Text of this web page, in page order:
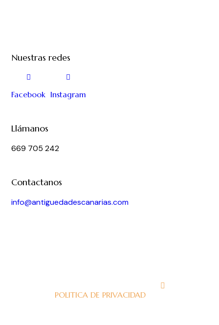
Nuestras redes
Facebook Instagram
Llámanos
669 705 242
Contactanos
info@antiguedadescanarias.com
POLITICA DE PRIVACIDAD